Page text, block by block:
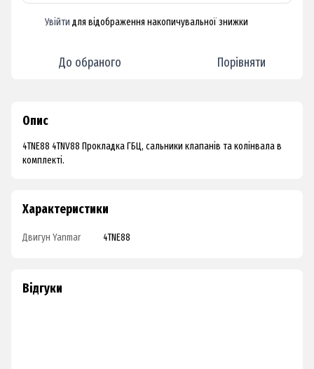
Увійти для відображення накопичувальної знижки
До обраного Порівняти
Опис
4TNE88 4TNV88 Прокладка ГБЦ, сальники клапанів та колінвала в
комплекті.
Характеристики
Двигун Yanmar 4TNE88
Відгуки